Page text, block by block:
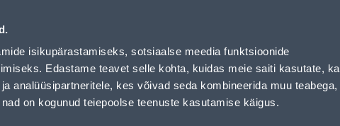
isikupärastamiseks, sotsiaalse meedia funktsioonide
Edastame teavet selle kohta, kuidas meie saiti kasutate, ka
analüüsipartneritele, kes võivad seda kombineerida muu teabega,
on kogunud teiepoolse teenuste kasutamise käigus.
частных клиентов Услуги Предложения о работе
ПОИСК